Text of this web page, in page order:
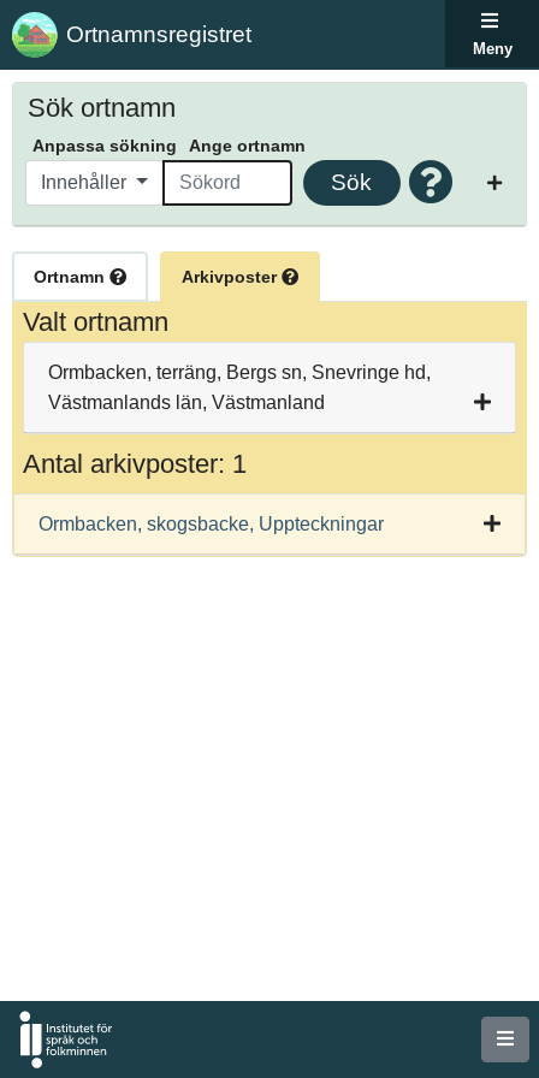
Ortnamnsregistret
Meny
Sök ortnamn
Anpassa sökning Ange ortnamn
Innehåller Sök
Ortnamn Arkivposter
Valt ortnamn
Ormbacken, terräng, Bergs sn, Snevringe hd,
Västmanlands län, Västmanland
Antal arkivposter: 1
Ormbacken, skogsbacke, Uppteckningar